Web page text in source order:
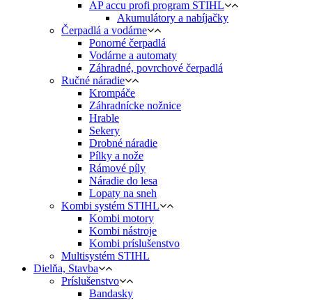
AP accu profi program STIHL
Akumulátory a nabíjačky
Čerpadlá a vodárne
Ponorné čerpadlá
Vodárne a automaty
Záhradné, povrchové čerpadlá
Ručné náradie
Krompáče
Záhradnícke nožnice
Hrable
Sekery
Drobné náradie
Pílky a nože
Rámové píly
Náradie do lesa
Lopaty na sneh
Kombi systém STIHL
Kombi motory
Kombi nástroje
Kombi príslušenstvo
Multisystém STIHL
Dielňa, Stavba
Príslušenstvo
Bandasky